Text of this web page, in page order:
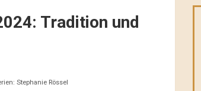
Tradition und
Stephanie Rössel